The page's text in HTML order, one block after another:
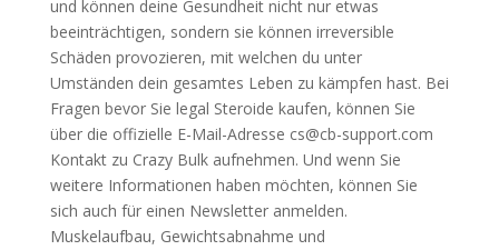
und können deine Gesundheit nicht nur etwas
beeinträchtigen, sondern sie können irreversible
Schäden provozieren, mit welchen du unter
Umständen dein gesamtes Leben zu kämpfen hast. Bei
Fragen bevor Sie legal Steroide kaufen, können Sie
über die offizielle E-Mail-Adresse cs@cb-support.com
Kontakt zu Crazy Bulk aufnehmen. Und wenn Sie
weitere Informationen haben möchten, können Sie
sich auch für einen Newsletter anmelden.
Muskelaufbau, Gewichtsabnahme und